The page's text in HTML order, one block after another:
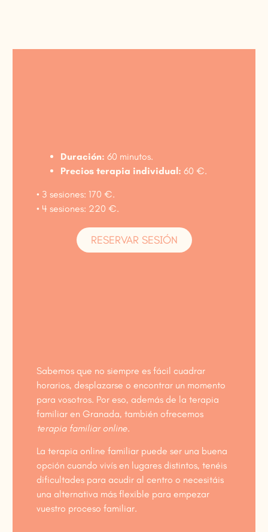
Duración: 60 minutos.
Precios terapia individual:60 €.
• 3 sesiones: 170 €.
• 4 sesiones: 220 €.
RESERVAR SESIÓN
Sabemos que no siempre es fácil cuadrar
horarios, desplazarse o encontrar un momento
para vosotros. Por eso, además de la terapia
familiar en Granada, también ofrecemos
terapia familiar online.
La terapia online familiar puede ser una buena
opción cuando vivís en lugares distintos, tenéis
dificultades para acudir al centro o necesitáis
una alternativa más flexible para empezar
vuestro proceso familiar.